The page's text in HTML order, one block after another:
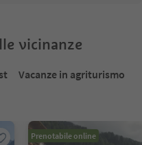
vicinanze
Vacanze in agriturismo
Prenotabile online